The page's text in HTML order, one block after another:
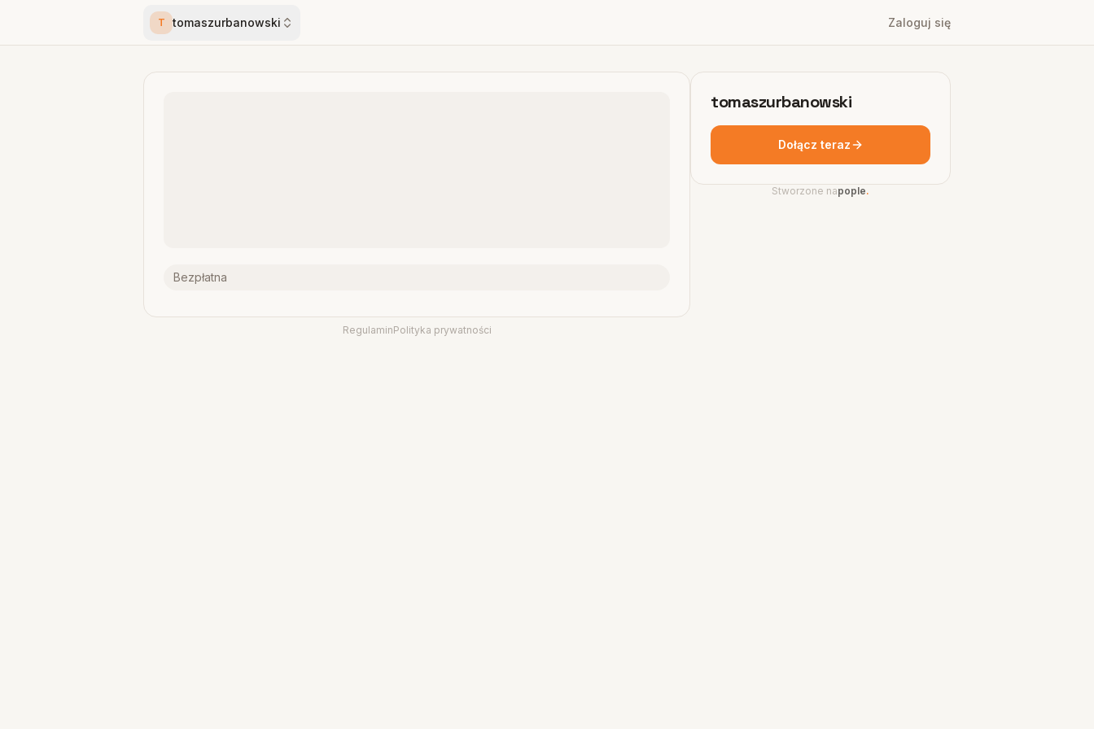
T tomaszurbanowski Zaloguj się
Bezpłatna
RegulaminPolityka prywatności
tomaszurbanowski
Dołącz teraz
Stworzone napople.